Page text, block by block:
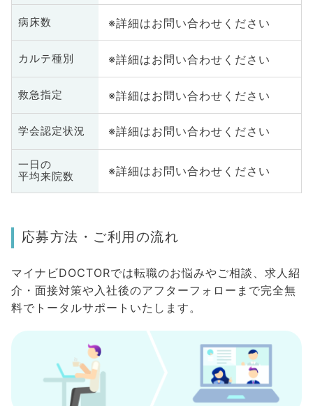
病床数 ※詳細はお問い合わせください
カルテ種別 ※詳細はお問い合わせください
救急指定 ※詳細はお問い合わせください
学会認定状況 ※詳細はお問い合わせください
一日の
平均来院数
※詳細はお問い合わせください
応募方法・ご利用の流れ
マイナビDOCTORでは転職のお悩みやご相談、求人紹
介・面接対策や入社後のアフターフォローまで完全無
料でトータルサポートいたします。